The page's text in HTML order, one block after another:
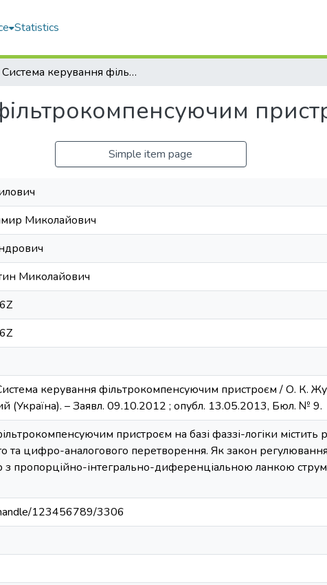
Statistics
Система керування фільтрокомпенсуючим пристроєм
Simple item page
Миколайович
Миколайович
керування фільтрокомпенсуючим пристроєм / О. К.
(Україна). – Заявл. 09.10.2012 ; опубл. 13.05.2013, Бюл. № 9.
пристроєм на базі фаззі-логіки містить
та цифро-аналогового перетворення. Як закон
з пропорційно-інтегрально-диференціальною ланкою
123456789/3306